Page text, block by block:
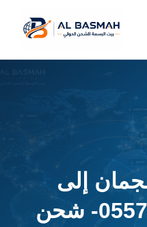
إلى
الطائف | 0557643821- شحن